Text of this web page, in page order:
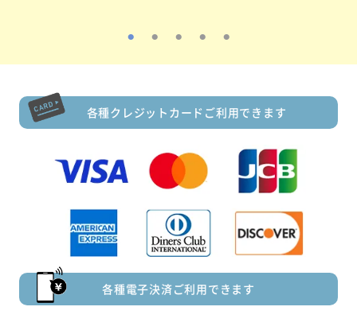
各種クレジットカードご利用できます
各種電子決済ご利用できます